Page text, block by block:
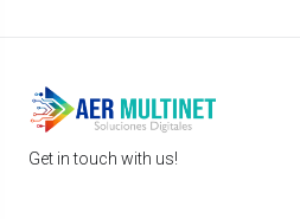
Get in touch with us!